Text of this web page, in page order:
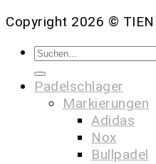
Copyright 2026 ©
Padelschläger
Markierungen
Adidas
Nox
Bullpadel